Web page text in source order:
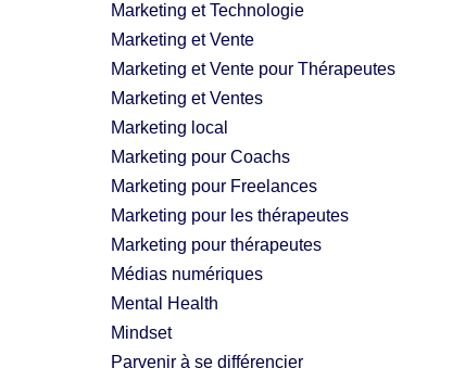
Marketing et Technologie
Marketing et Vente
Marketing et Vente pour Thérapeutes
Marketing et Ventes
Marketing local
Marketing pour Coachs
Marketing pour Freelances
Marketing pour les thérapeutes
Marketing pour thérapeutes
Médias numériques
Mental Health
Mindset
Parvenir à se différencier